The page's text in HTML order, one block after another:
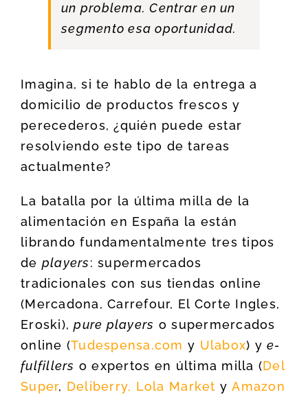
un problema. Centrar en un
segmento esa oportunidad.
Imagina, si te hablo de la entrega a
domicilio de productos frescos y
perecederos, ¿quién puede estar
resolviendo este tipo de tareas
actualmente?
La batalla por la última milla de la
alimentación en España la están
librando fundamentalmente tres tipos
de players: supermercados
tradicionales con sus tiendas online
(Mercadona, Carrefour, El Corte Ingles,
Eroski),pure players o supermercados
online (Tudespensa.com y Ulabox) ye-
fulfillers o expertos en última milla (Del
Super, Deliberry, Lola Market yAmazon